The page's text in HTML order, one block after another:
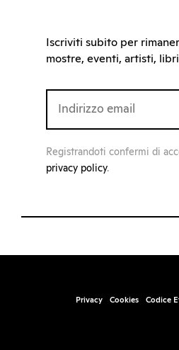
Iscriviti subito per
mostre, eventi, artisti,
Registrandoti confermi di
privacy policy.
Privacy Cookies Codice